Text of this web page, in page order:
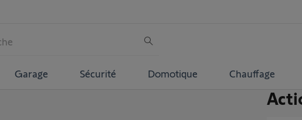
Garage Sécurité Domotique Chauffage